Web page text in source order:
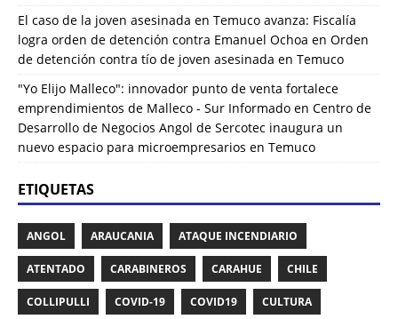
El caso de la joven asesinada en Temuco avanza: Fiscalía
logra orden de detención contra Emanuel Ochoa en Orden
de detención contra tío de joven asesinada en Temuco
"Yo Elijo Malleco": innovador punto de venta fortalece
emprendimientos de Malleco - Sur Informado en Centro de
Desarrollo de Negocios Angol de Sercotec inaugura un
nuevo espacio para microempresarios en Temuco
ETIQUETAS
ANGOL ARAUCANIA ATAQUE INCENDIARIO
ATENTADO CARABINEROS CARAHUE CHILE
COLLIPULLI COVID-19 COVID19 CULTURA